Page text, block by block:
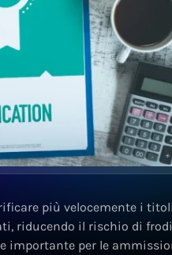
più velocemente i
riducendo il rischio di frodi
importante per le